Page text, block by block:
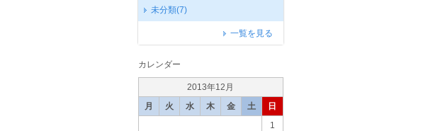
未分類(7)
一覧を見る
カレンダー
2013年12月
月
火 水 木 金 土 日
1